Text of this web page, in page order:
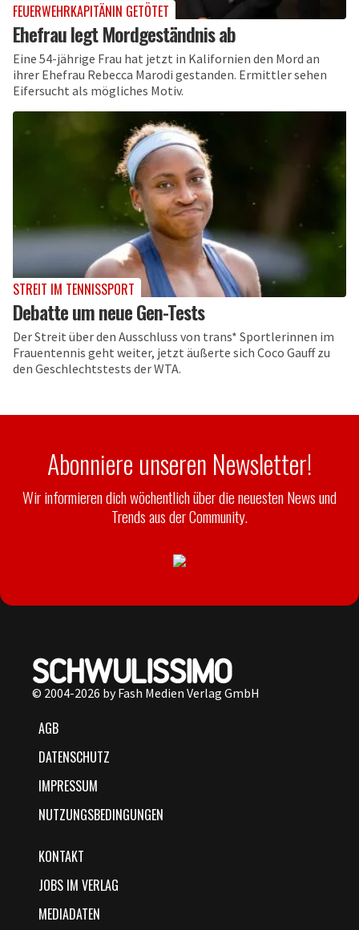
FEUERWEHRKAPITÄNIN GETÖTET
Ehefrau legt Mordgeständnis ab
Eine 54-jährige Frau hat jetzt in Kalifornien den Mord an
ihrer Ehefrau Rebecca Marodi gestanden. Ermittler sehen
Eifersucht als mögliches Motiv.
STREIT IM TENNISSPORT
Debatte um neue Gen-Tests
Der Streit über den Ausschluss von trans* Sportlerinnen im
Frauentennis geht weiter, jetzt äußerte sich Coco Gauff zu
den Geschlechtstests der WTA.
Abonniere unseren Newsletter!
Wir informieren dich wöchentlich über die neuesten News und
Trends aus der Community.
© 2004-2026 by Fash Medien Verlag GmbH
AGB
DATENSCHUTZ
IMPRESSUM
NUTZUNGSBEDINGUNGEN
KONTAKT
JOBS IM VERLAG
MEDIADATEN